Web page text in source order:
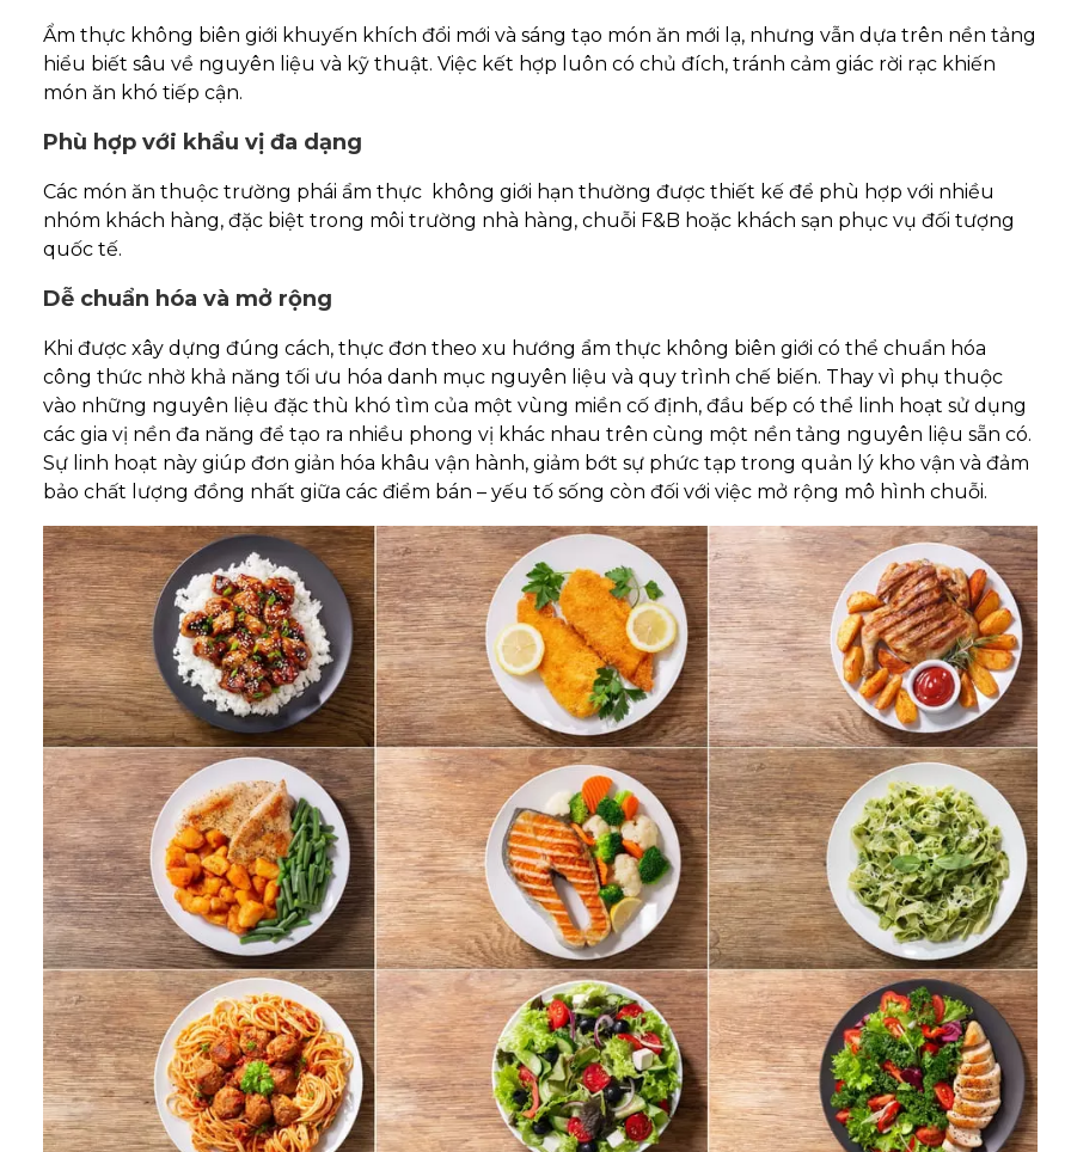
Ẩm thực không biên giới khuyến khích đổi mới và sáng tạo món ăn mới lạ, nhưng vẫn dựa trên nền tảng
hiểu biết sâu về nguyên liệu và kỹ thuật. Việc kết hợp luôn có chủ đích, tránh cảm giác rời rạc khiến
món ăn khó tiếp cận.
Phù hợp với khẩu vị đa dạng
Các món ăn thuộc trường phái ẩm thực không giới hạn thường được thiết kế để phù hợp với nhiều
nhóm khách hàng, đặc biệt trong môi trường nhà hàng, chuỗi F&B hoặc khách sạn phục vụ đối tượng
quốc tế.
Dễ chuẩn hóa và mở rộng
Khi được xây dựng đúng cách, thực đơn theo xu hướng ẩm thực không biên giới có thể chuẩn hóa
công thức nhờ khả năng tối ưu hóa danh mục nguyên liệu và quy trình chế biến. Thay vì phụ thuộc
vào những nguyên liệu đặc thù khó tìm của một vùng miền cố định, đầu bếp có thể linh hoạt sử dụng
các gia vị nền đa năng để tạo ra nhiều phong vị khác nhau trên cùng một nền tảng nguyên liệu sẵn có.
Sự linh hoạt này giúp đơn giản hóa khâu vận hành, giảm bớt sự phức tạp trong quản lý kho vận và đảm
bảo chất lượng đồng nhất giữa các điểm bán – yếu tố sống còn đối với việc mở rộng mô hình chuỗi.